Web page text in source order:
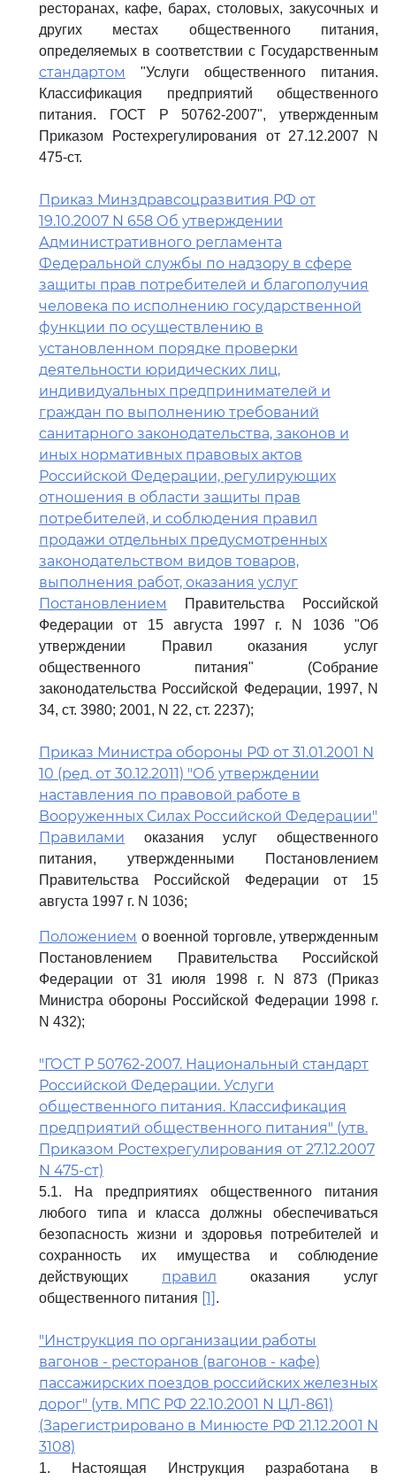
ресторанах, кафе, барах, столовых, закусочных и
других местах общественного питания,
определяемых в соответствии с Государственным
стандартом
"Услуги общественного питания.
Классификация предприятий общественного
питания. ГОСТ Р 50762-2007", утвержденным
Приказом Ростехрегулирования от 27.12.2007 N
475-ст.
Приказ Минздравсоцразвития РФ от
19.10.2007 N 658 Об утверждении
Административного регламента
Федеральной службы по надзору в сфере
защиты прав потребителей и благополучия
человека по исполнению государственной
функции по осуществлению в
установленном порядке проверки
деятельности юридических лиц,
индивидуальных предпринимателей и
граждан по выполнению требований
санитарного законодательства, законов и
иных нормативных правовых актов
Российской Федерации, регулирующих
отношения в области защиты прав
потребителей, и соблюдения правил
продажи отдельных предусмотренных
законодательством видов товаров,
выполнения работ, оказания услуг
Постановлением
Правительства Российской
Федерации от 15 августа 1997 г. N 1036 "Об
утверждении Правил оказания услуг
общественного питания" (Собрание
законодательства Российской Федерации, 1997, N
34, ст. 3980; 2001, N 22, ст. 2237);
Приказ Министра обороны РФ от 31.01.2001 N
10 (ред. от 30.12.2011) "Об утверждении
наставления по правовой работе в
Вооруженных Силах Российской Федерации"
Правилами оказания услуг общественного
питания, утвержденными Постановлением
Правительства Российской Федерации от 15
августа 1997 г. N 1036;
Положением о военной торговле, утвержденным
Постановлением Правительства Российской
Федерации от 31 июля 1998 г. N 873 (Приказ
Министра обороны Российской Федерации 1998 г.
N 432);
"ГОСТ Р 50762-2007. Национальный стандарт
Российской Федерации. Услуги
общественного питания. Классификация
предприятий общественного питания" (утв.
Приказом Ростехрегулирования от 27.12.2007
N 475-ст)
5.1. На предприятиях общественного питания
любого типа и класса должны обеспечиваться
безопасность жизни и здоровья потребителей и
сохранность их имущества и соблюдение
действующих правил оказания услуг
общественного питания [1] .
"Инструкция по организации работы
вагонов - ресторанов (вагонов - кафе)
пассажирских поездов российских железных
дорог" (утв. МПС РФ 22.10.2001 N ЦЛ-861)
(Зарегистрировано в Минюсте РФ 21.12.2001 N
3108)
1. Настоящая Инструкция разработана в